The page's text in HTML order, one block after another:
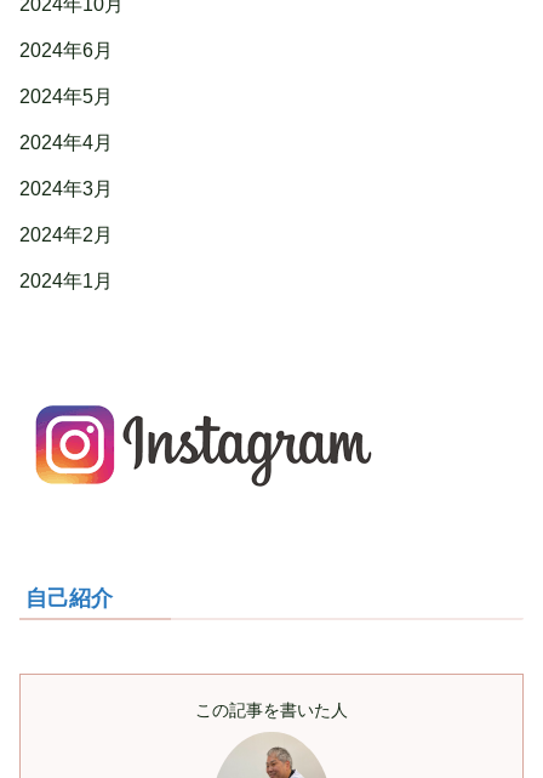
2024年6月
2024年5月
2024年4月
2024年3月
2024年2月
2024年1月
自己紹介
この記事を書いた人